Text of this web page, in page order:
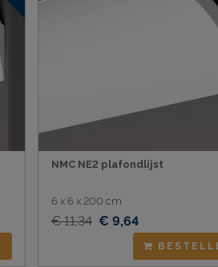
NMC NE2 plafondlijst
6 x 6 x 200 cm
€ 11,34 € 9,64